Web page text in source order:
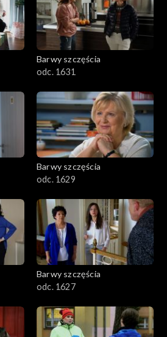
Barwy szczęścia
odc. 1631
Barwy szczęścia
odc. 1629
Barwy szczęścia
odc. 1627